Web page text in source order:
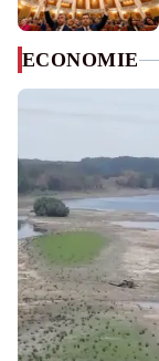
ECONOMIE